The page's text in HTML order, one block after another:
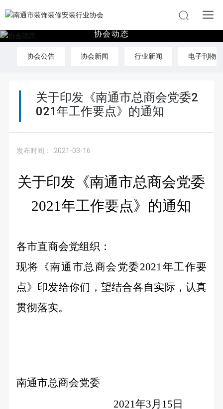
协会动态
协会公告 协会新闻 行业新闻 电子刊物
关于印发《南通市总商会党委2
021年工作要点》的通知
发布时间： 2021-03-16
关于印发《南通市总商会党委
2021年工作要点》的通知
各市直商会党组织：
现将《南通市总商会党委2021年工作要
点》印发给你们，望结合各自实际，认真
贯彻落实。
南通市总商会党委
2021年3月15日